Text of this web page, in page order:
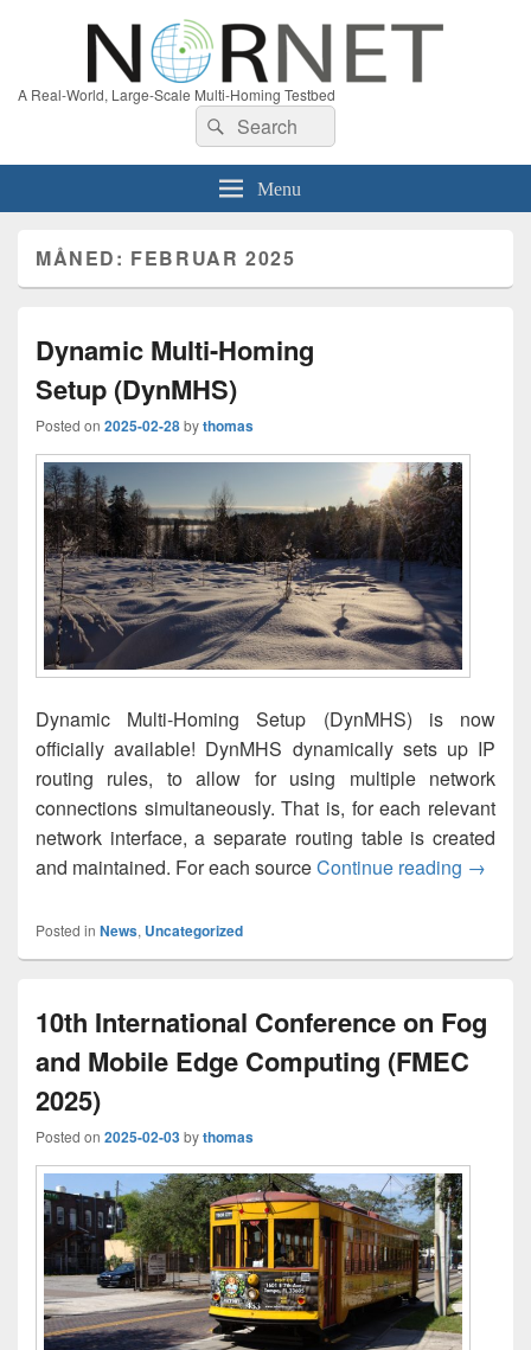
A Real-World, Large-Scale Multi-Homing Testbed
Search
for:
Search
Menu
MÅNED: FEBRUAR 2025
Dynamic Multi-Homing
Setup (DynMHS)
Posted on 2025-02-28bythomas
Dynamic Multi-Homing Setup (DynMHS) is now
officially available! DynMHS dynamically sets up IP
routing rules, to allow for using multiple network
connections simultaneously. That is, for each relevant
network interface, a separate routing table is created
and maintained. For each sourceContinue reading →
Posted in News, Uncategorized
10th International Conference on Fog
and Mobile Edge Computing (FMEC
2025)
Posted on 2025-02-03bythomas